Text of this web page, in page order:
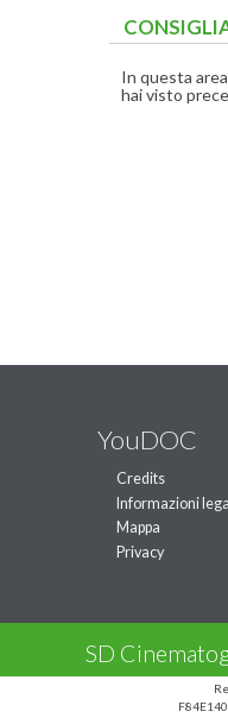
In questa
hai visto
YouDOC
Credits
Informazioni
Mappa
Privacy
SD